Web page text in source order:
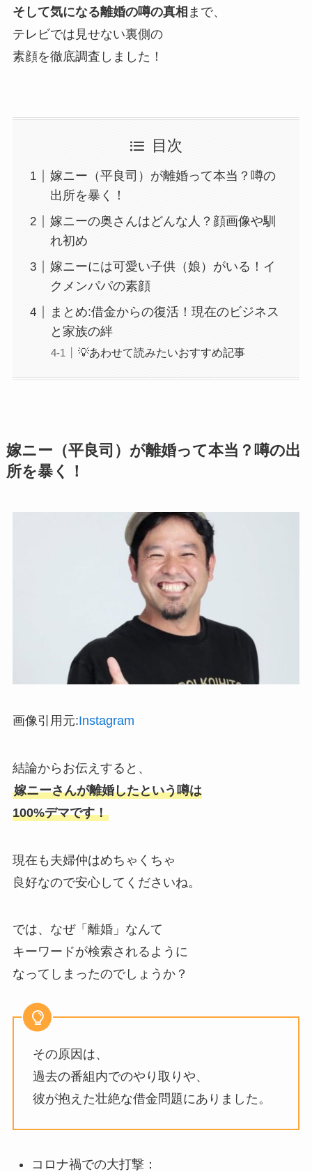
そして気になる離婚の噂の真相 まで、
テレビでは見せない裏側の
素顔を徹底調査しました！
目次
嫁ニー（平良司）が離婚って本当？噂の
出所を暴く！
嫁ニーの奥さんはどんな人？顔画像や馴
れ初め
嫁ニーには可愛い子供（娘）がいる！イ
クメンパパの素顔
まとめ:借金からの復活！現在のビジネス
と家族の絆
💡あわせて読みたいおすすめ記事
嫁ニー（平良司）が離婚って本当？噂の出
所を暴く！
画像引用元:Instagram
結論からお伝えすると、
嫁ニーさんが離婚したという噂は
100%デマです！
現在も夫婦仲はめちゃくちゃ
良好なので安心してくださいね。
では、なぜ「離婚」なんて
キーワードが検索されるように
なってしまったのでしょうか？
その原因は、
過去の番組内でのやり取りや、
彼が抱えた壮絶な借金問題にありました。
コロナ禍での大打撃：